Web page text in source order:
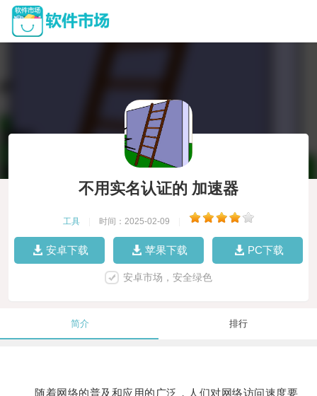
不用实名认证的 加速器
工具 时间：2025-02-09
安卓下载 苹果下载 PC下载
安卓市场，安全绿色
简介 排行
随着网络的普及和应用的广泛，人们对网络访问速度要